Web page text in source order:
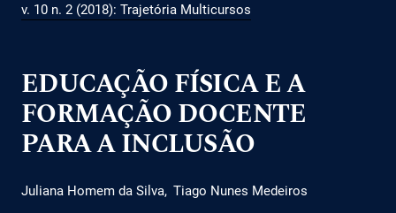
v. 10 n. 2 (2018): Trajetória Multicursos
EDUCAÇÃO FÍSICA E A
FORMAÇÃO DOCENTE
PARA A INCLUSÃO
Juliana Homem da Silva Tiago Nunes Medeiros